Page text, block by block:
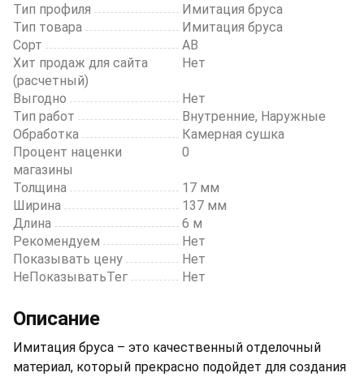
Тип профиля
Имитация бруса
Тип товара
Имитация бруса
Сорт
AB
Хит продаж для сайта
(расчетный)
Нет
Выгодно
Нет
Тип работ
Внутренние, Наружные
Обработка
Камерная сушка
Процент наценки
магазины
0
Толщина
17 мм
Ширина
137 мм
Длина
6 м
Рекомендуем
Нет
Показывать цену
Нет
НеПоказыватьТег
Нет
Описание
Имитация бруса – это качественный отделочный
материал, который прекрасно подойдет для создания